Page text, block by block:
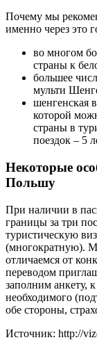
Почему мы
именно через это
во многом
страны к
большее
мульти
шенгенская
которой
страны в
поездок – 5
Некоторые
Польшу
При наличии в
границы за три
туристическую
(многократную).
отличаемся от
переводом
заполним анкету,
необходимого
обе стороны,
Источник: http://